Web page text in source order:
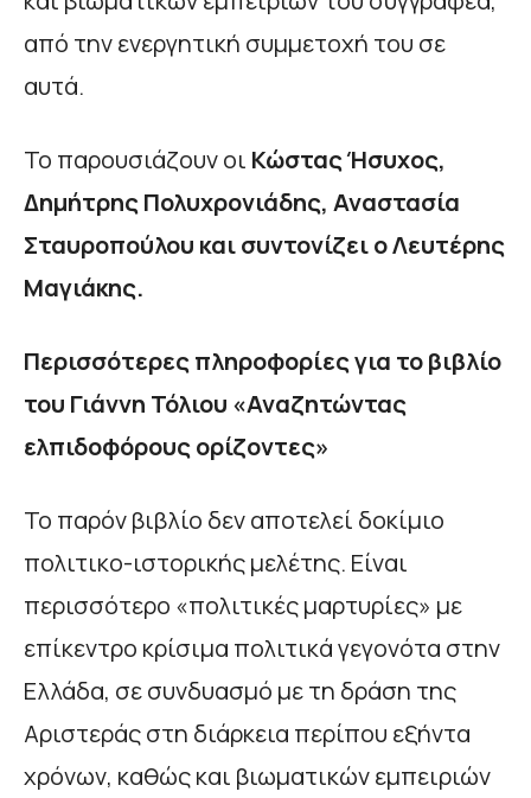
από την ενεργητική συμμετοχή του σε
αυτά.
Το παρουσιάζουν οι Κώστας Ήσυχος,
Δημήτρης Πολυχρονιάδης, Αναστασία
Σταυροπούλου και συντονίζει ο Λευτέρης
Μαγιάκης.
Περισσότερες πληροφορίες για το βιβλίο
του Γιάννη Τόλιου «Αναζητώντας
ελπιδοφόρους ορίζοντες»
Το παρόν βιβλίο δεν αποτελεί δοκίμιο
πολιτικο-ιστορικής μελέτης. Είναι
περισσότερο «πολιτικές μαρτυρίες» με
επίκεντρο κρίσιμα πολιτικά γεγονότα στην
Ελλάδα, σε συνδυασμό με τη δράση της
Αριστεράς στη διάρκεια περίπου εξήντα
χρόνων, καθώς και βιωματικών εμπειριών